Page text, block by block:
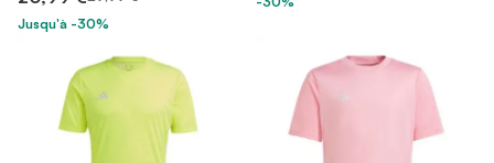
Jusqu'à -30%